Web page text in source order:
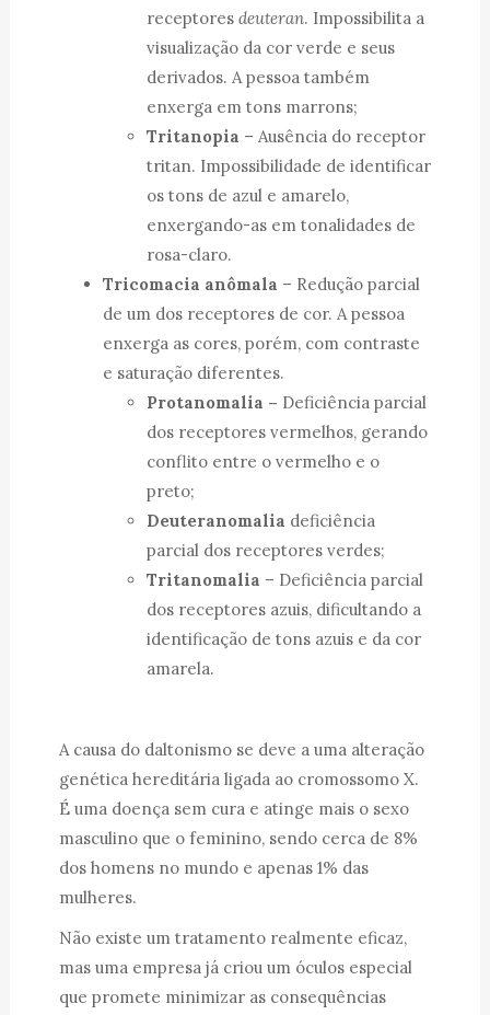
receptores deuteran. Impossibilita a
visualização da cor verde e seus
derivados. A pessoa também
enxerga em tons marrons;
Tritanopia – Ausência do receptor
tritan. Impossibilidade de identificar
os tons de azul e amarelo,
enxergando-as em tonalidades de
rosa-claro.
Tricomacia anômala – Redução parcial
de um dos receptores de cor. A pessoa
enxerga as cores, porém, com contraste
e saturação diferentes.
Protanomalia – Deficiência parcial
dos receptores vermelhos, gerando
conflito entre o vermelho e o
preto;
Deuteranomalia deficiência
parcial dos receptores verdes;
Tritanomalia – Deficiência parcial
dos receptores azuis, dificultando a
identificação de tons azuis e da cor
amarela.
A causa do daltonismo se deve a uma alteração
genética hereditária ligada ao cromossomo X.
É uma doença sem cura e atinge mais o sexo
masculino que o feminino, sendo cerca de 8%
dos homens no mundo e apenas 1% das
mulheres.
Não existe um tratamento realmente eficaz,
mas uma empresa já criou um óculos especial
que promete minimizar as consequências